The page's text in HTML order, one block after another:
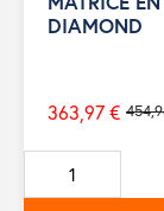
DIAMOND
Prix
de
base
363,97 €